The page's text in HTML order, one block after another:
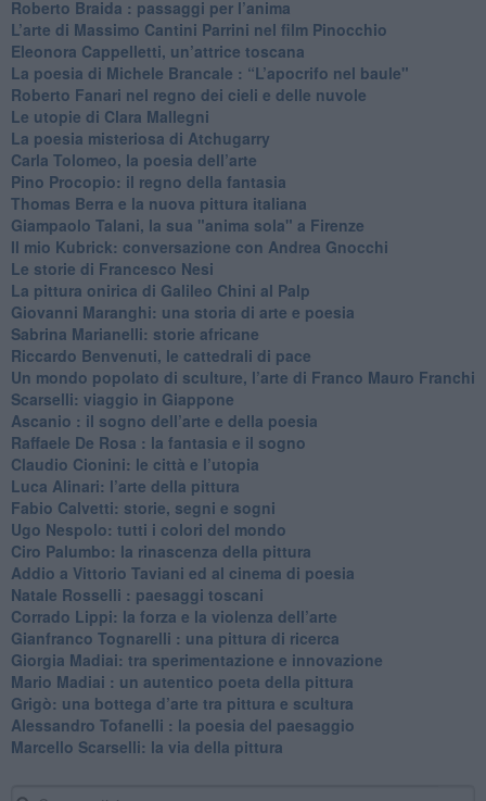
​Roberto Braida : passaggi per l’anima
​L’arte di Massimo Cantini Parrini nel film Pinocchio
Eleonora Cappelletti, un’attrice toscana
​La poesia di Michele Brancale : “L’apocrifo nel baule"
Roberto Fanari nel regno dei cieli e delle nuvole
Le utopie di Clara Mallegni
​La poesia misteriosa di Atchugarry
Carla Tolomeo, la poesia dell’arte
Pino Procopio: il regno della fantasia
Thomas Berra e la nuova pittura italiana
Giampaolo Talani, la sua "anima sola" a Firenze
Il mio Kubrick: conversazione con Andrea Gnocchi
Le storie di Francesco Nesi
​La pittura onirica di Galileo Chini al Palp
​Giovanni Maranghi: una storia di arte e poesia
Sabrina Marianelli: storie africane
​Riccardo Benvenuti, le cattedrali di pace
​Un mondo popolato di sculture, l’arte di Franco Mauro Franchi
​Scarselli: viaggio in Giappone
​Ascanio : il sogno dell’arte e della poesia
Raffaele De Rosa : la fantasia e il sogno
​Claudio Cionini: le città e l’utopia
Luca Alinari: l’arte della pittura
​Fabio Calvetti: storie, segni e sogni
Ugo Nespolo: tutti i colori del mondo
​Ciro Palumbo: la rinascenza della pittura
​Addio a Vittorio Taviani ed al cinema di poesia
​Natale Rosselli : paesaggi toscani
​Corrado Lippi: la forza e la violenza dell’arte
Gianfranco Tognarelli : una pittura di ricerca
Giorgia Madiai: tra sperimentazione e innovazione
Mario Madiai : un autentico poeta della pittura
Grigò: una bottega d’arte tra pittura e scultura
Alessandro Tofanelli : la poesia del paesaggio
​Marcello Scarselli: la via della pittura